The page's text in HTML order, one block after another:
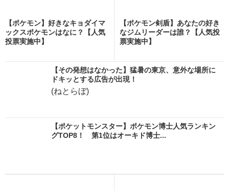
【ポケモン】好きなキョダイマ
ックスポケモンはなに？【人気
投票実施中】
【ポケモン剣盾】あなたの好き
なジムリーダーは誰？【人気投
票実施中】
【その発想はなかった】猛暑の東京、意外な場所に
ドキッとする広告が出現！
(ねとらぼ)
【ポケットモンスター】ポケモン博士人気ランキン
グTOP8！ 第1位はオーキド博士...